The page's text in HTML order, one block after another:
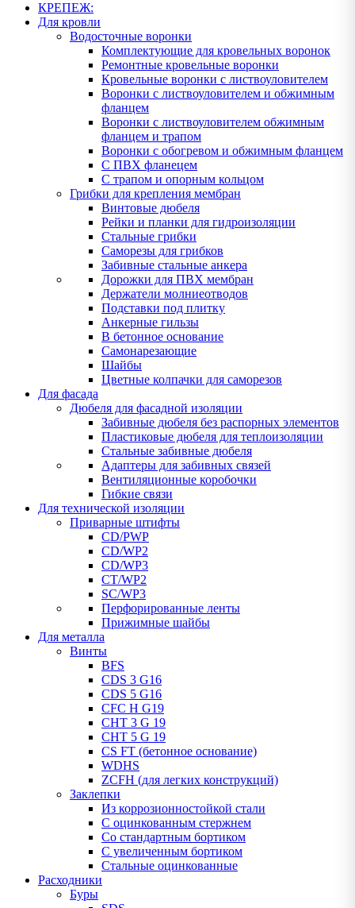
КРЕПЕЖ:
Для кровли
Водосточные воронки
Комплектующие для кровельных воронок
Ремонтные кровельные воронки
Кровельные воронки с листвоуловителем
Воронки с листвоуловителем и обжимным
фланцем
Воронки с листвоуловителем обжимным
фланцем и трапом
Воронки с обогревом и обжимным фланцем
С ПВХ фланецем
С трапом и опорным кольцом
Грибки для крепления мембран
Винтовые дюбеля
Рейки и планки для гидроизоляции
Стальные грибки
Саморезы для грибков
Забивные стальные анкера
Дорожки для ПВХ мембран
Держатели молниеотводов
Подставки под плитку
Анкерные гильзы
В бетонное основание
Самонарезающие
Шайбы
Цветные колпачки для саморезов
Для фасада
Дюбеля для фасадной изоляции
Забивные дюбеля без распорных элементов
Пластиковые дюбеля для теплоизоляции
Стальные забивные дюбеля
Адаптеры для забивных связей
Вентиляционные коробочки
Гибкие связи
Для технической изоляции
Приварные штифты
CD/PWP
CD/WP2
CD/WP3
CT/WP2
SC/WP3
Перфорированные ленты
Прижимные шайбы
Для металла
Винты
BFS
CDS 3 G16
CDS 5 G16
CFC H G19
CHT 3 G 19
CHT 5 G 19
CS FT (бетонное основание)
WDHS
ZCFH (для легких конструкций)
Заклепки
Из коррозионностойкой стали
С оцинкованным стержнем
Со стандартным бортиком
С увеличенным бортиком
Стальные оцинкованные
Расходники
Буры